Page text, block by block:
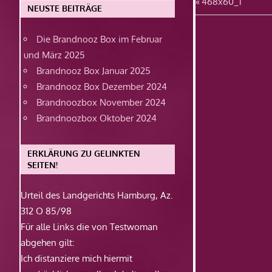
Beitrag:
NEUSTE BEITRÄGE
Die Brandnooz Box im Februar
und März 2025
Brandnooz Box Januar 2025
Brandnooz Box Dezember 2024
Brandnoozbox November 2024
Brandnoozbox Oktober 2024
ERKLÄRUNG ZU GELINKTEN
SEITEN!
Urteil des Landgerichts Hamburg, Az.
312 O 85/98
Für alle Links die von Testwoman
abgehen gilt:
Ich distanziere mich hiermit